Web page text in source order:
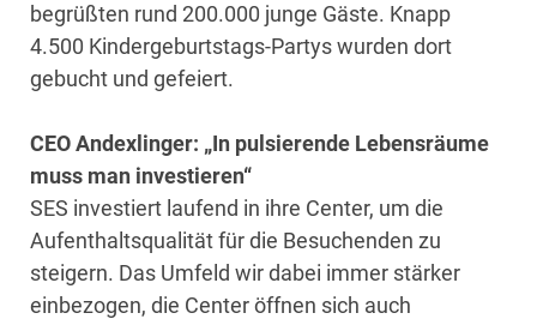
begrüßten rund 200.000 junge Gäste. Knapp
4.500 Kindergeburtstags-Partys wurden dort
gebucht und gefeiert.
CEO Andexlinger: „In pulsierende Lebensräume
muss man investieren“
SES investiert laufend in ihre Center, um die
Aufenthaltsqualität für die Besuchenden zu
steigern. Das Umfeld wir dabei immer stärker
einbezogen, die Center öffnen sich auch